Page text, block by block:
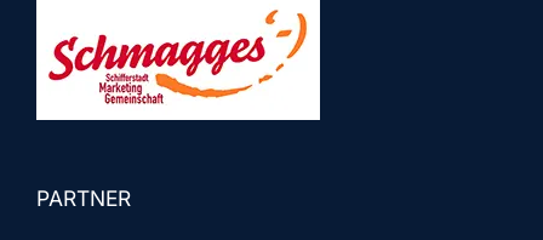
PARTNER